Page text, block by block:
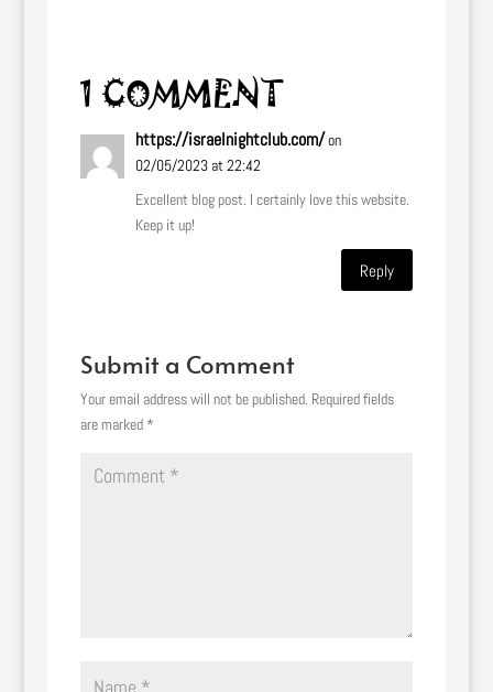
1 COMMENT
https://israelnightclub.com/on
02/05/2023 at 22:42
Excellent blog post. I certainly love this website.
Keep it up!
Reply
Submit a Comment
Your email address will not be published. Required fields
are marked *